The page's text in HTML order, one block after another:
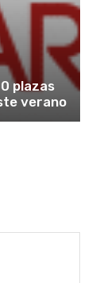
plazas
verano